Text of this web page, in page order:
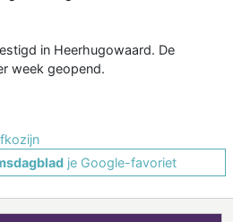
in Heerhugowaard. De
week geopend.
je Google-favoriet